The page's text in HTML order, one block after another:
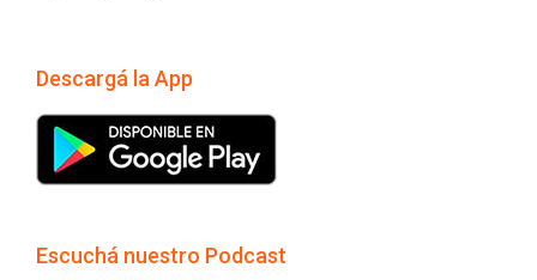
Descargá la App
Escuchá nuestro Podcast